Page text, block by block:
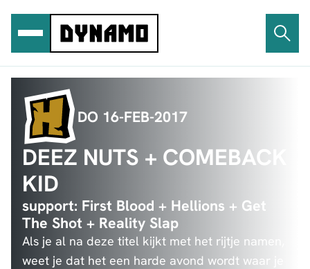
inhoud
DO 16-FEB-2017
DEEZ NUTS + COMEBACK
KID
support: First Blood + Hellions + Get
The Shot + Reality Slap
Als je al na deze titel kijkt met het rijtje namen,
weet je dat het een harde avond wordt waar je